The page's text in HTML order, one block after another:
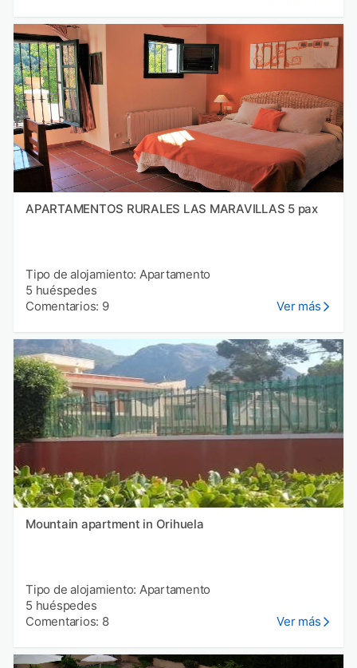
APARTAMENTOS RURALES LAS MARAVILLAS 5 pax
Tipo de alojamiento: Apartamento
5 huéspedes
Comentarios: 9
Ver más
Mountain apartment in Orihuela
Tipo de alojamiento: Apartamento
5 huéspedes
Comentarios: 8
Ver más